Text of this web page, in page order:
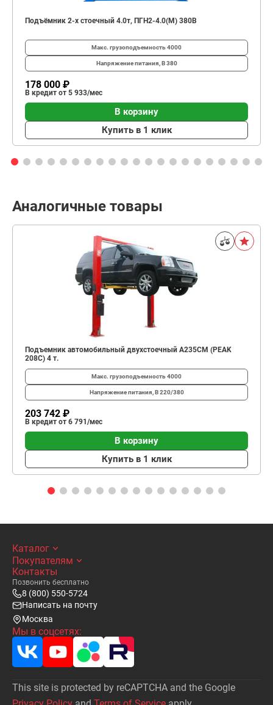
Подъёмник 2-х стоечный 4.0т, ПГН2-4.0(М) 380В
Макс. грузоподъемность4000
Напряжение питания, В380
178 000 ₽
В кредит от 5 933/мес
В корзину
Купить в 1 клик
Аналогичные товары
Подъемник автомобильный двухстоечный A235CM (PEAK
208C) 4 т.
Макс. грузоподъемность4000
Напряжение питания, В220/380
203 742 ₽
В кредит от 6 791/мес
В корзину
Купить в 1 клик
Каталог
Покупателям
Контакты
Позвонить бесплатно
8 (800) 550-5724
Написать на почту
Москва
Мы в соцсетях:
This site is protected by reCAPTCHA and the Google